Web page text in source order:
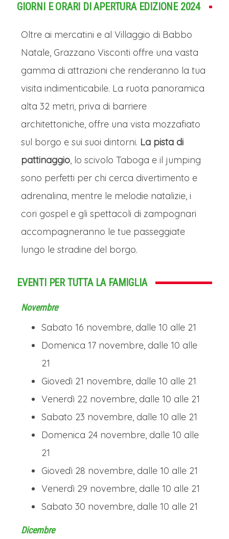
GIORNI E ORARI DI APERTURA EDIZIONE 2024
Oltre ai mercatini e al Villaggio di Babbo
Natale, Grazzano Visconti offre una vasta
gamma di attrazioni che renderanno la tua
visita indimenticabile. La ruota panoramica
alta 32 metri, priva di barriere
architettoniche, offre una vista mozzafiato
sul borgo e sui suoi dintorni. La pista di
pattinaggio, lo scivolo Taboga e il jumping
sono perfetti per chi cerca divertimento e
adrenalina, mentre le melodie natalizie, i
cori gospel e gli spettacoli di zampognari
accompagneranno le tue passeggiate
lungo le stradine del borgo.
EVENTI PER TUTTA LA FAMIGLIA
Novembre
Sabato 16 novembre, dalle 10 alle 21
Domenica 17 novembre, dalle 10 alle
21
Giovedì 21 novembre, dalle 10 alle 21
Venerdì 22 novembre, dalle 10 alle 21
Sabato 23 novembre, dalle 10 alle 21
Domenica 24 novembre, dalle 10 alle
21
Giovedì 28 novembre, dalle 10 alle 21
Venerdì 29 novembre, dalle 10 alle 21
Sabato 30 novembre, dalle 10 alle 21
Dicembre